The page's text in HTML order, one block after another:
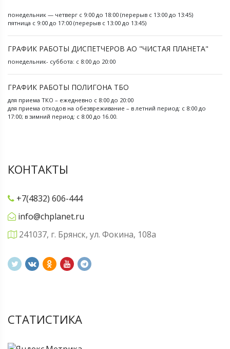
понедельник — четверг с 9:00 до 18:00 (перерыв с 13:00 до 13:45)
пятница с 9:00 до 17:00 (перерыв с 13:00 до 13:45)
ГРАФИК РАБОТЫ ДИСПЕТЧЕРОВ АО "ЧИСТАЯ ПЛАНЕТА"
понедельник- суббота: с 8:00 до 20:00
ГРАФИК РАБОТЫ ПОЛИГОНА ТБО
для приема ТКО – ежедневно с 8:00 до 20:00
для приема отходов на обезвреживание – в летний период: с 8:00 до
17:00; в зимний период: с 8:00 до 16.00.
КОНТАКТЫ
+7(4832) 606-444
info@chplanet.ru
241037, г. Брянск, ул. Фокина, 108а
СТАТИСТИКА